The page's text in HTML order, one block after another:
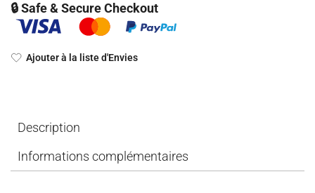
🔒 Safe & Secure Checkout
Ajouter à la liste d'Envies
Description
Informations complémentaires